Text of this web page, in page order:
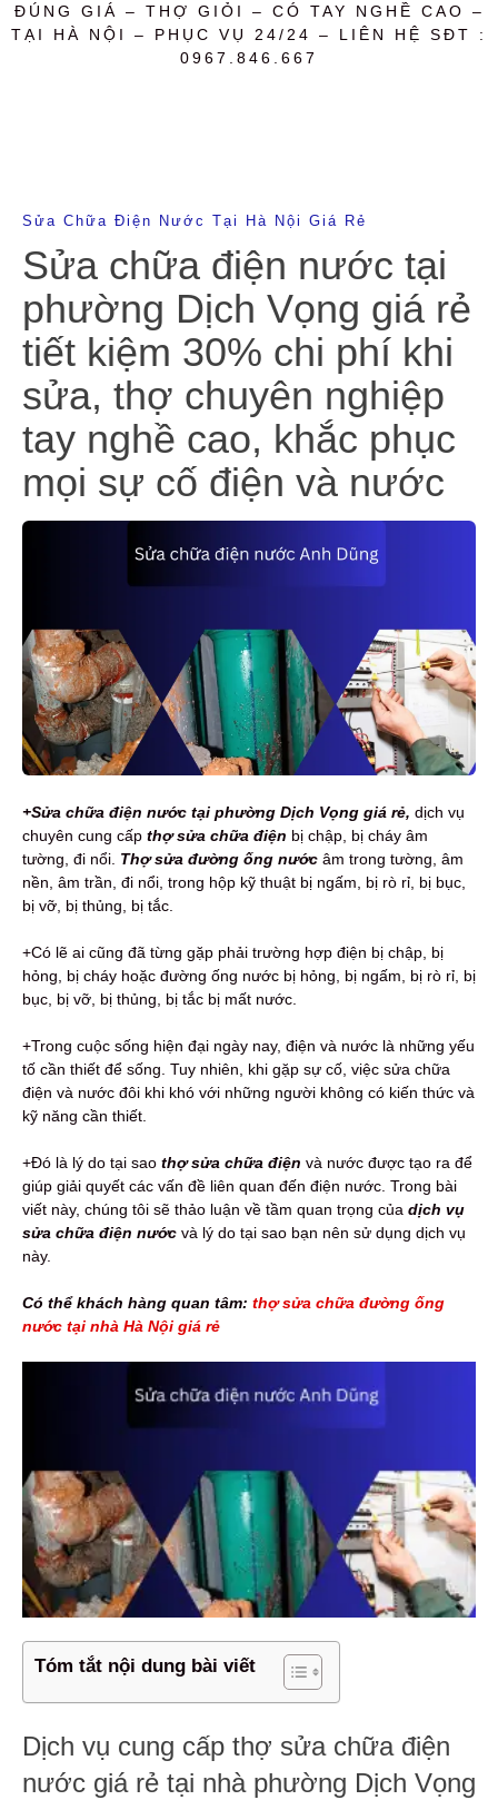
ĐÚNG GIÁ – THỢ GIỎI – CÓ TAY NGHỀ CAO –
TẠI HÀ NỘI – PHỤC VỤ 24/24 – LIÊN HỆ SĐT :
0967.846.667
Sửa Chữa Điện Nước Tại Hà Nội Giá Rẻ
Sửa chữa điện nước tại
phường Dịch Vọng giá rẻ
tiết kiệm 30% chi phí khi
sửa, thợ chuyên nghiệp
tay nghề cao, khắc phục
mọi sự cố điện và nước
+Sửa chữa điện nước tại phường Dịch Vọng giá rẻ, dịch vụ
chuyên cung cấp thợ sửa chữa điện bị chập, bị cháy âm
tường, đi nổi. Thợ sửa đường ống nước âm trong tường, âm
nền, âm trần, đi nổi, trong hộp kỹ thuật bị ngấm, bị rò rỉ, bị bục,
bị vỡ, bị thủng, bị tắc.
+Có lẽ ai cũng đã từng gặp phải trường hợp điện bị chập, bị
hỏng, bị cháy hoặc đường ống nước bị hỏng, bị ngấm, bị rò rỉ, bị
bục, bị vỡ, bị thủng, bị tắc bị mất nước.
+Trong cuộc sống hiện đại ngày nay, điện và nước là những yếu
tố cần thiết để sống. Tuy nhiên, khi gặp sự cố, việc sửa chữa
điện và nước đôi khi khó với những người không có kiến thức và
kỹ năng cần thiết.
+Đó là lý do tại sao thợ sửa chữa điện và nước được tạo ra để
giúp giải quyết các vấn đề liên quan đến điện nước. Trong bài
viết này, chúng tôi sẽ thảo luận về tầm quan trọng của dịch vụ
sửa chữa điện nước và lý do tại sao bạn nên sử dụng dịch vụ
này.
Có thể khách hàng quan tâm: thợ sửa chữa đường ống
nước tại nhà Hà Nội giá rẻ
Tóm tắt nội dung bài viết
Dịch vụ cung cấp thợ sửa chữa điện
nước giá rẻ tại nhà phường Dịch Vọng